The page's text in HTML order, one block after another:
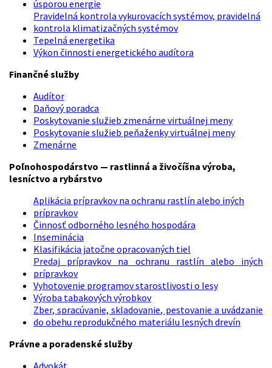
úsporou energie
Pravidelná kontrola vykurovacích systémov, pravidelná
kontrola klimatizačných systémov
Tepelná energetika
Výkon činnosti energetického audítora
Finančné služby
Audítor
Daňový poradca
Poskytovanie služieb zmenárne virtuálnej meny
Poskytovanie služieb peňaženky virtuálnej meny
Zmenárne
Poľnohospodárstvo — rastlinná a živočíšna výroba,
lesníctvo a rybárstvo
Aplikácia prípravkov na ochranu rastlín alebo iných
prípravkov
Činnosť odborného lesného hospodára
Inseminácia
Klasifikácia jatočne opracovaných tiel
Predaj prípravkov na ochranu rastlín alebo iných
prípravkov
Vyhotovenie programov starostlivosti o lesy
Výroba tabakových výrobkov
Zber, spracúvanie, skladovanie, pestovanie a uvádzanie
do obehu reprodukčného materiálu lesných drevín
Právne a poradenské služby